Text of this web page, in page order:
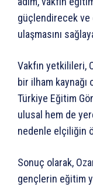
güçlendirecek ve
ulaşmasını
Vakfın yetkilileri,
bir ilham kaynağı
Türkiye Eğitim
ulusal hem de
nedenle elçiliğin
Sonuç olarak,
gençlerin eğitim